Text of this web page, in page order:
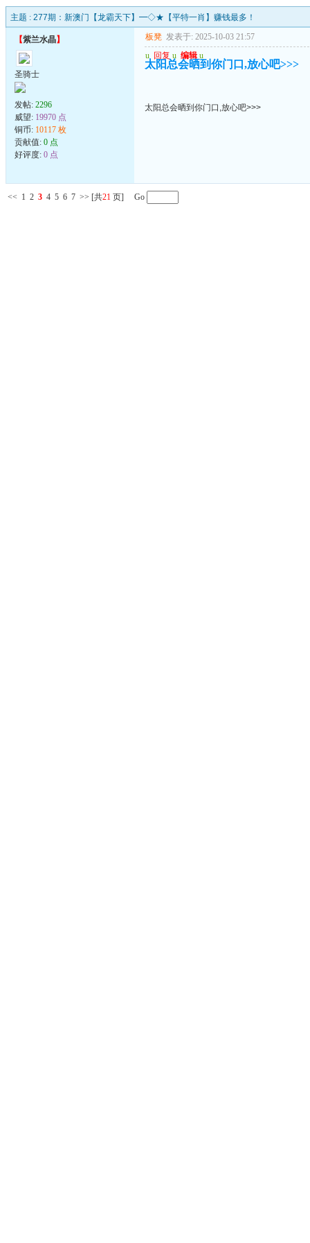
主题 : 277期：新澳门【龙霸天下】━◇★【平特一肖】赚钱最多！
【紫兰水晶】
圣骑士
发帖: 2296
威望: 19970 点
铜币: 10117 枚
贡献值: 0 点
好评度: 0 点
板凳 发表于: 2025-10-03 21:57
u 回复 u 编辑 u
太阳总会晒到你门口,放心吧>>>
太阳总会晒到你门口,放心吧>>>
<< 1 2 3 4 5 6 7 >> [共21 页] Go